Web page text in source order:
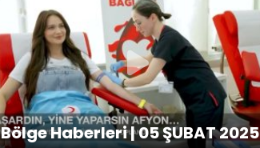
Bölge Haberleri | 05 ŞUBAT 2025